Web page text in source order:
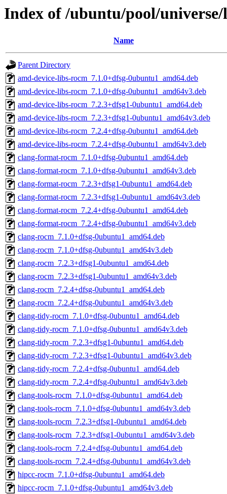
Index of /ubuntu/pool/
Name
Parent Directory
amd-device-libs-rocm_7.1.0+dfsg-0ubuntu1_amd64.deb
amd-device-libs-rocm_7.1.0+dfsg-0ubuntu1_amd64v3.deb
amd-device-libs-rocm_7.2.3+dfsg1-0ubuntu1_amd64.deb
amd-device-libs-rocm_7.2.3+dfsg1-0ubuntu1_amd64v3.deb
amd-device-libs-rocm_7.2.4+dfsg-0ubuntu1_amd64.deb
amd-device-libs-rocm_7.2.4+dfsg-0ubuntu1_amd64v3.deb
clang-format-rocm_7.1.0+dfsg-0ubuntu1_amd64.deb
clang-format-rocm_7.1.0+dfsg-0ubuntu1_amd64v3.deb
clang-format-rocm_7.2.3+dfsg1-0ubuntu1_amd64.deb
clang-format-rocm_7.2.3+dfsg1-0ubuntu1_amd64v3.deb
clang-format-rocm_7.2.4+dfsg-0ubuntu1_amd64.deb
clang-format-rocm_7.2.4+dfsg-0ubuntu1_amd64v3.deb
clang-rocm_7.1.0+dfsg-0ubuntu1_amd64.deb
clang-rocm_7.1.0+dfsg-0ubuntu1_amd64v3.deb
clang-rocm_7.2.3+dfsg1-0ubuntu1_amd64.deb
clang-rocm_7.2.3+dfsg1-0ubuntu1_amd64v3.deb
clang-rocm_7.2.4+dfsg-0ubuntu1_amd64.deb
clang-rocm_7.2.4+dfsg-0ubuntu1_amd64v3.deb
clang-tidy-rocm_7.1.0+dfsg-0ubuntu1_amd64.deb
clang-tidy-rocm_7.1.0+dfsg-0ubuntu1_amd64v3.deb
clang-tidy-rocm_7.2.3+dfsg1-0ubuntu1_amd64.deb
clang-tidy-rocm_7.2.3+dfsg1-0ubuntu1_amd64v3.deb
clang-tidy-rocm_7.2.4+dfsg-0ubuntu1_amd64.deb
clang-tidy-rocm_7.2.4+dfsg-0ubuntu1_amd64v3.deb
clang-tools-rocm_7.1.0+dfsg-0ubuntu1_amd64.deb
clang-tools-rocm_7.1.0+dfsg-0ubuntu1_amd64v3.deb
clang-tools-rocm_7.2.3+dfsg1-0ubuntu1_amd64.deb
clang-tools-rocm_7.2.3+dfsg1-0ubuntu1_amd64v3.deb
clang-tools-rocm_7.2.4+dfsg-0ubuntu1_amd64.deb
clang-tools-rocm_7.2.4+dfsg-0ubuntu1_amd64v3.deb
hipcc-rocm_7.1.0+dfsg-0ubuntu1_amd64.deb
hipcc-rocm_7.1.0+dfsg-0ubuntu1_amd64v3.deb